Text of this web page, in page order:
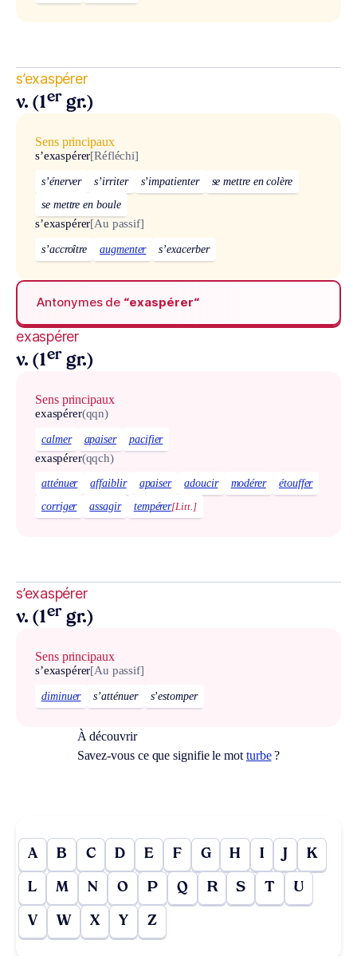
s’exaspérer
v. (1er gr.)
Sens principaux
s’exaspérer[Réfléchi]
s’énerver s’irriter s’impatienter
se mettre en colère
se mettre en boule
s’exaspérer[Au passif]
s’accroître augmenter s’exacerber
Antonymes de “exaspérer“
exaspérer
v. (1er gr.)
Sens principaux
exaspérer(qqn)
calmer apaiser pacifier
exaspérer(qqch)
atténuer affaiblir apaiser adoucir modérer
étouffer
corriger
assagir tempérer[Litt.]
s’exaspérer
v. (1er gr.)
Sens principaux
s’exaspérer[Au passif]
diminuer s’atténuer s’estomper
À découvrir
Savez-vous ce que signifie le mot turbe?
A B C D E F G H I J K
L M N O P Q R S T U
V W X Y Z